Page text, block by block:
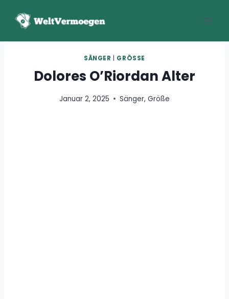
Inhalt
SÄNGER GRÖSSE
Dolores O’Riordan Alter
Januar 2, 2025 Sänger, Größe